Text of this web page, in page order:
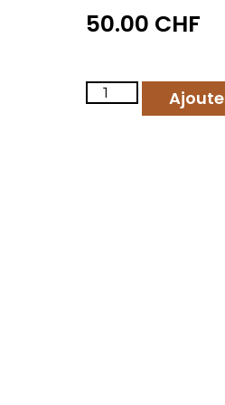
50.00 CHF